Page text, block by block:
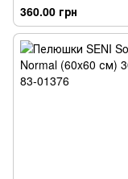
360.00 грн